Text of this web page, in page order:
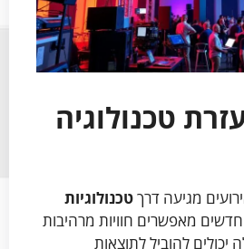
טכנולוגיה
מגיעה דרךטכנולוגיות
מאפשרים חוויות מרהיבות
להוביל לתוצאות